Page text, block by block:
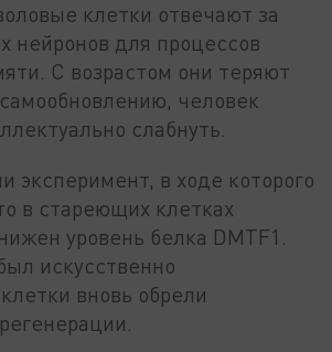
клетки отвечают за
нейронов для процессов
С возрастом они теряют
человек
слабнуть.
эксперимент, в ходе которого
в стареющих клетках
уровень белка DMTF1.
искусственно
вновь обрели